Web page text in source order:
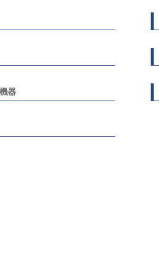
器